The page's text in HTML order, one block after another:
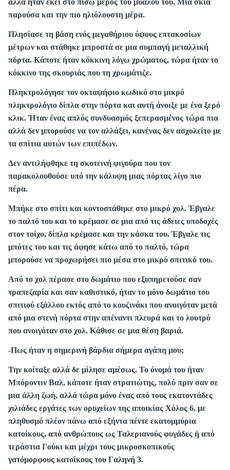
παρούσα και την πιο ηλιόλουστη μέρα.
Πλησίασε τη βάση ενός μεγαθήριου ύψους επτακοσίων
μέτρων και στάθηκε μπροστά σε μια συμπαγή μεταλλική
πόρτα. Κάποτε ήταν κόκκινη λόγω χρώματος, τώρα ήταν το
κόκκινο της σκουριάς που τη χρωμάτιζε.
Πληκτρολόγησε τον οκταψήφιο κωδικό στο μικρό
πληκτρολόγιο δίπλα στην πόρτα και αυτή άνοιξε με ένα ξερό
κλικ. Ήταν ένας απλός συνδυασμός ξεπερασμένος τώρα πια
αλλά δεν μπορούσε να τον αλλάξει, κανένας δεν ασχολείτο με
τα σπίτια αυτών των επιπέδων.
Δεν αντιλήφθηκε τη σκοτεινή φιγούρα που τον
παρακολουθούσε υπό την κάλυψη μιας πόρτας λίγο πιο
πέρα.
Μπήκε στο σπίτι και κοντοστάθηκε στο μικρό χολ. Έβγαλε
το παλτό του και το κρέμασε σε μια από τις άδειες υποδοχές
στον τοίχο, δίπλα κρέμασε και την κάσκα του. Έβγαλε τις
μπότες του και τις άφησε κάτω από το παλτό, τώρα
μπορούσε να προχωρήσει πιο μέσα στο μικρό σπιτικό του.
Από το χολ πέρασε στο δωμάτιο που εξυπηρετούσε σαν
τραπεζαρία και σαν καθιστικό, ήταν το μόνο δωμάτιο του
σπιτιού εξάλλου εκτός από το κουζινάκι που ανοιγόταν μετά
από μια στενή πόρτα στην απέναντι πλευρά και το λουτρό
που ανοιγόταν στο χολ. Κάθισε σε μια θέση βαριά.
-Πως ήταν η σημερινή βάρδια σήμερα αγάπη μου;
Την κοίταξε αλλά δε μίλησε αμέσως. Το όνομά του ήταν
Μπόροντιν Βαλ, κάποτε ήταν στρατιώτης, πολύ πριν σαν σε
μια άλλη ζωή, αλλά τώρα μόνο ένας από τους εκατοντάδες
χιλιάδες εργάτες των ορυχείων της αποικίας Χόλος 6, με
πληθυσμό πλέον πάνω από εξήντα πέντε εκατομμύρια
κατοίκους, από ανθρώπους ως Ταλεριανούς φυγάδες ή από
τεράστια Γούκι και μέχρι τους μικροσκοπικούς
γατόμορφους κατοίκους του Γαληνή 3.